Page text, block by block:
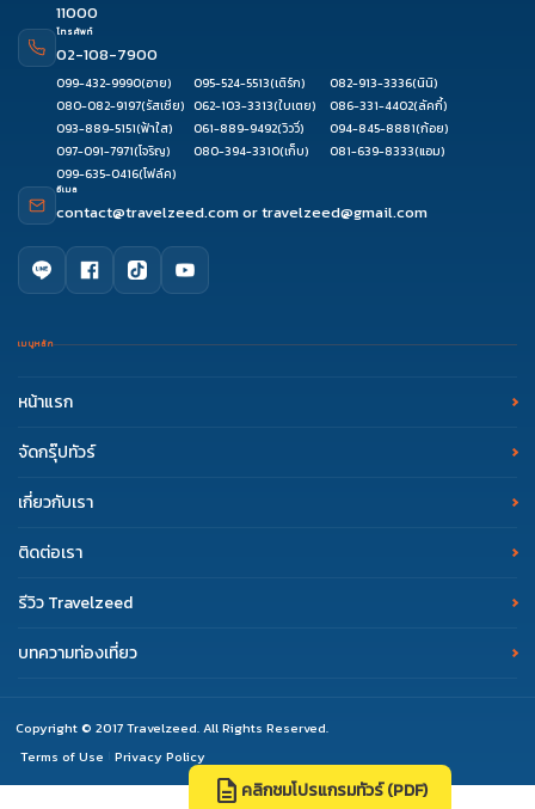
description คลิกชมโปรแกรมทัวร์ (PDF)
11000
โทรศัพท์
02-108-7900
099-432-9990(อาย) 095-524-5513(เติร์ก) 082-913-3336(นินิ)
080-082-9197(รัสเซีย) 062-103-3313(ใบเตย) 086-331-4402(ลัคกี้)
093-889-5151(ฟ้าใส) 061-889-9492(วิววี่) 094-845-8881(ก้อย)
097-091-7971(โจริญ) 080-394-3310(เก็บ) 081-639-8333(แอม)
099-635-0416(โฟล์ค)
อีเมล
contact@travelzeed.comortravelzeed@gmail.com
เมนูหลัก
หน้าแรก
จัดกรุ๊ปทัวร์
เกี่ยวกับเรา
ติดต่อเรา
รีวิว Travelzeed
บทความท่องเที่ยว
Copyright © 2017 Travelzeed. All Rights Reserved.
Terms of Use
Privacy Policy